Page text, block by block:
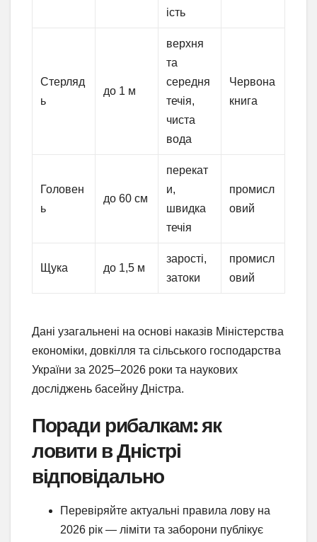
ість
Стерляд
ь
до 1 м
верхня
та
середня
течія,
чиста
вода
Червона
книга
Головен
ь
до 60 см
перекат
и,
швидка
течія
промисл
овий
Щука до 1,5 м
зарості,
затоки
промисл
овий
Дані узагальнені на основі наказів Міністерства
економіки, довкілля та сільського господарства
України за 2025–2026 роки та наукових
досліджень басейну Дністра.
Поради рибалкам: як
ловити в Дністрі
відповідально
Перевіряйте актуальні правила лову на
2026 рік — ліміти та заборони публікує